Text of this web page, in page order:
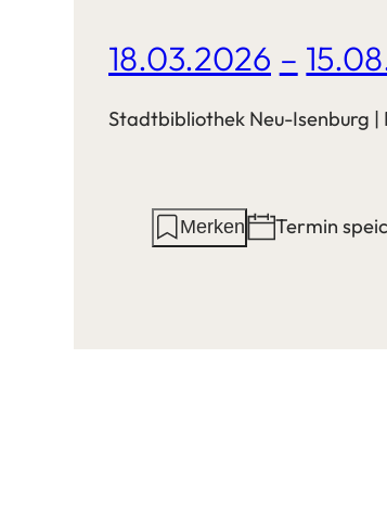
18.03.2026 –
Stadtbibliothek Neu-Isenburg |
Aktionen Merken Termin